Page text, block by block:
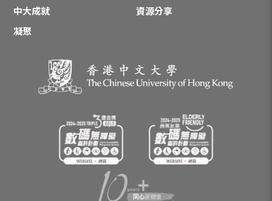
中大成就
資源分享
凝聚